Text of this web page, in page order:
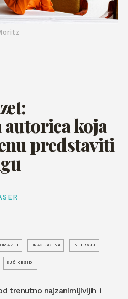
autorica koja
predstaviti
DRAG SCENA INTERVJU
BUČ KESIDI
trenutno najzanimljivijih i